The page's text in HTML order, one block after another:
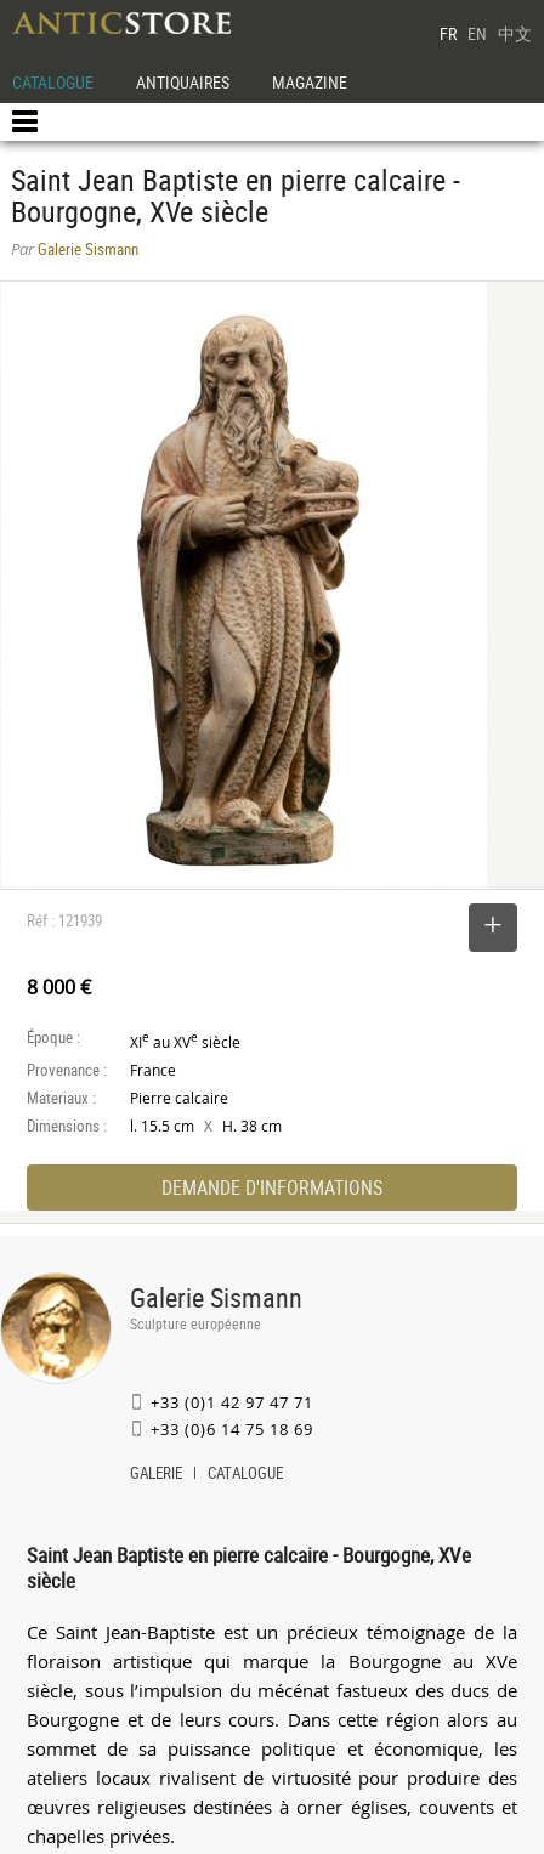
FR EN 中文
CATALOGUE ANTIQUAIRES MAGAZINE
Saint Jean Baptiste en pierre calcaire -
Bourgogne, XVe siècle
ParGalerie Sismann
Réf : 121939
8 000 €
Époque : XIe au XVe siècle
Provenance : France
Materiaux : Pierre calcaire
Dimensions : l. 15.5 cm X H. 38 cm
DEMANDE D'INFORMATIONS
Galerie Sismann
Sculpture européenne
+33 (0)1 42 97 47 71
+33 (0)6 14 75 18 69
GALERIE CATALOGUE
Saint Jean Baptiste en pierre calcaire - Bourgogne, XVe
siècle
Ce Saint Jean-Baptiste est un précieux témoignage de la
floraison artistique qui marque la Bourgogne au XVe
siècle, sous l’impulsion du mécénat fastueux des ducs de
Bourgogne et de leurs cours. Dans cette région alors au
sommet de sa puissance politique et économique, les
ateliers locaux rivalisent de virtuosité pour produire des
œuvres religieuses destinées à orner églises, couvents et
chapelles privées.